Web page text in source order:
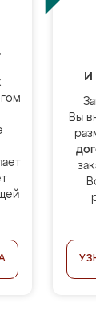
и
Вы